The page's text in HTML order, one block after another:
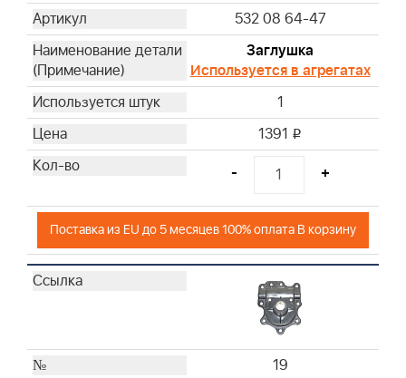
532 08 64-47
Заглушка
Используется в агрегатах
1
1391 i
- +
Поставка из EU до 5 месяцев 100% оплата В корзину
19